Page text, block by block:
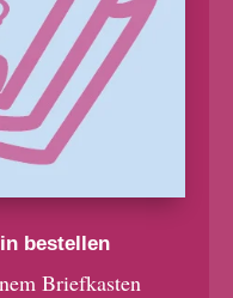
bestellen
Briefkasten